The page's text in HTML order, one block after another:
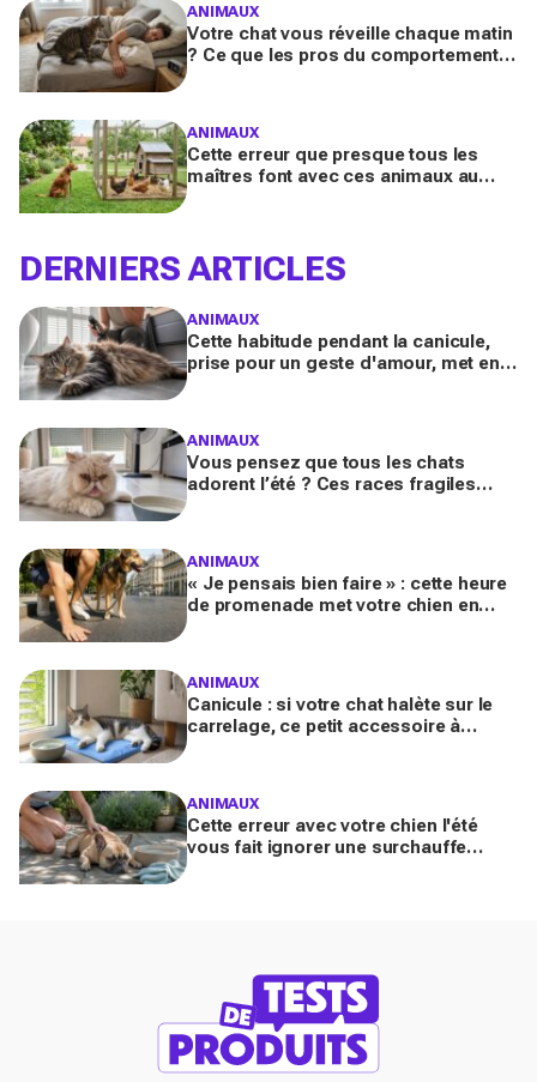
ANIMAUX
Votre chat vous réveille chaque matin
? Ce que les pros du comportement
ANIMAUX
Cette erreur que presque tous les
maîtres font avec ces animaux au
DERNIERS ARTICLES
ANIMAUX
Cette habitude pendant la canicule,
prise pour un geste d'amour, met en
ANIMAUX
Vous pensez que tous les chats
adorent l’été ? Ces races fragiles
ANIMAUX
« Je pensais bien faire » : cette heure
de promenade met votre chien en
ANIMAUX
Canicule : si votre chat halète sur le
carrelage, ce petit accessoire à
ANIMAUX
Cette erreur avec votre chien l'été
vous fait ignorer une surchauffe